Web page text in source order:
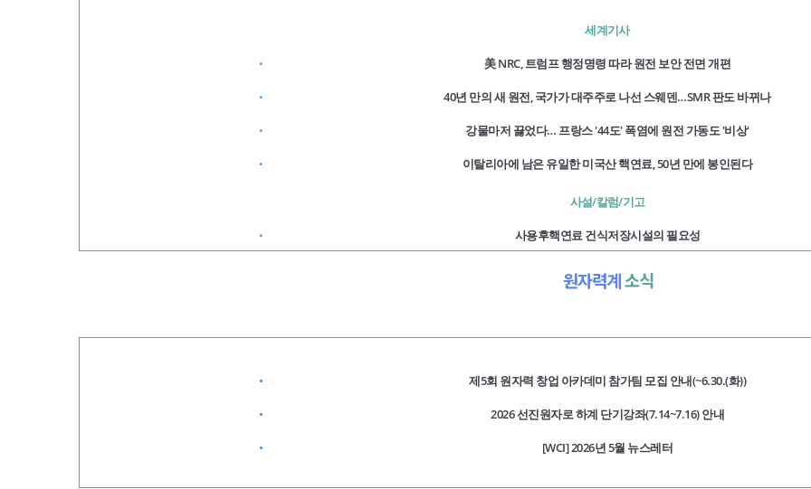
세계기사
· 美 NRC, 트럼프 행정명령 따라 원전 보안 전면 개편
· 40년 만의 새 원전, 국가가 대주주로 나선 스웨덴…SMR 판도 바뀌나
· 강물마저 끓었다… 프랑스 '44도' 폭염에 원전 가동도 '비상'
· 이탈리아에 남은 유일한 미국산 핵연료, 50년 만에 봉인된다
사설/칼럼/기고
· 사용후핵연료 건식저장시설의 필요성
원자력계소식
· 제5회 원자력 창업 아카데미 참가팀 모집 안내(~6.30.(화))
· 2026 선진원자로 하계 단기강좌(7.14~7.16) 안내
· [WCI] 2026년 5월 뉴스레터